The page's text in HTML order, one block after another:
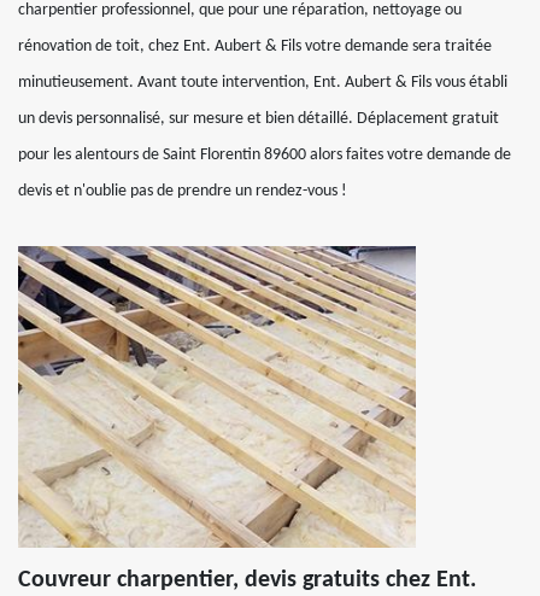
charpentier professionnel, que pour une réparation, nettoyage ou
rénovation de toit, chez Ent. Aubert & Fils votre demande sera traitée
minutieusement. Avant toute intervention, Ent. Aubert & Fils vous établi
un devis personnalisé, sur mesure et bien détaillé. Déplacement gratuit
pour les alentours de Saint Florentin 89600 alors faites votre demande de
devis et n'oublie pas de prendre un rendez-vous !
Couvreur charpentier, devis gratuits chez Ent.